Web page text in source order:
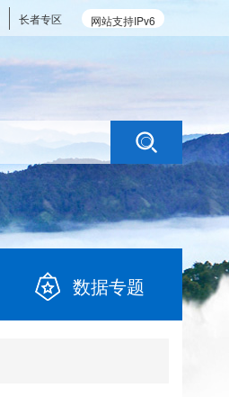
网站支持IPv6
长者专区
数据专题